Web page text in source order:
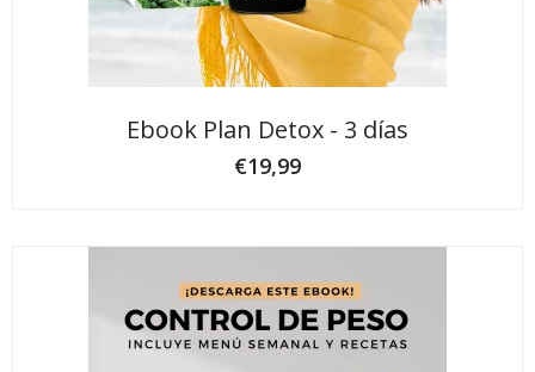
Ebook Plan Detox - 3 días
€19,99